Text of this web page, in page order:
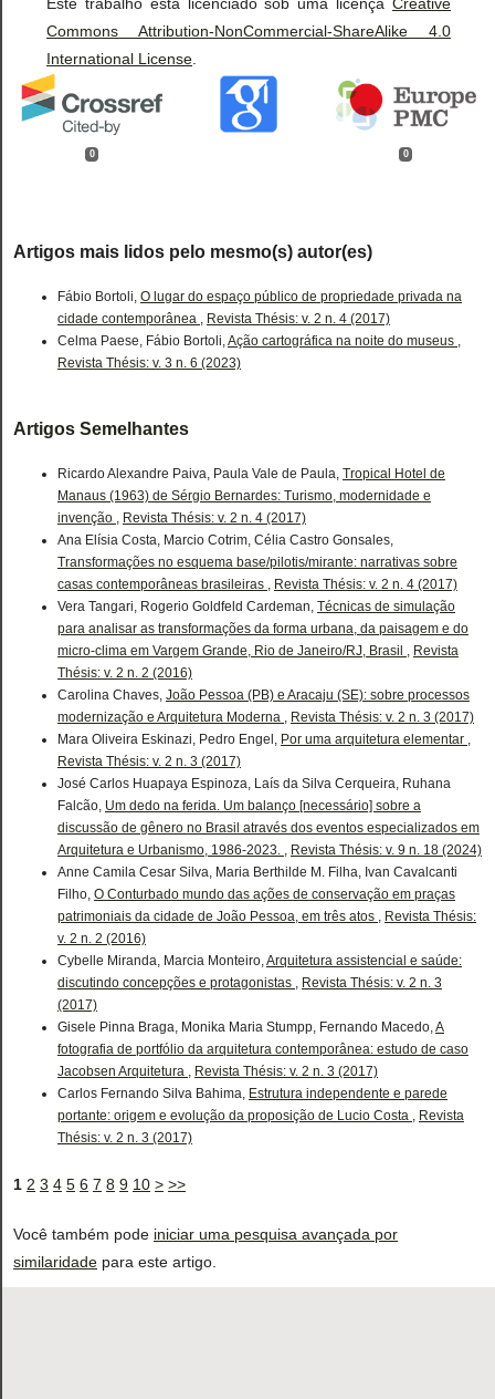
Commons Attribution-NonCommercial-ShareAlike 4.0
International License
0 0
Artigos mais lidos pelo mesmo(s) autor(es)
Fábio Bortoli, O lugar do espaço público de propriedade privada na
cidade contemporânea , Revista Thésis: v. 2 n. 4 (2017)
Celma Paese, Fábio Bortoli,Ação cartográfica na noite do museus ,
Revista Thésis: v. 3 n. 6 (2023)
Artigos Semelhantes
Ricardo Alexandre Paiva, Paula Vale de Paula, Tropical Hotel de
Manaus (1963) de Sérgio Bernardes: Turismo, modernidade e
invenção , Revista Thésis: v. 2 n. 4 (2017)
Ana Elísia Costa, Marcio Cotrim, Célia Castro Gonsales,
Transformações no esquema base/pilotis/mirante: narrativas sobre
casas contemporâneas brasileiras , Revista Thésis: v. 2 n. 4 (2017)
Vera Tangari, Rogerio Goldfeld Cardeman, Técnicas de simulação
para analisar as transformações da forma urbana, da paisagem e do
micro-clima em Vargem Grande, Rio de Janeiro/RJ, Brasil , Revista
Thésis: v. 2 n. 2 (2016)
Carolina Chaves, João Pessoa (PB) e Aracaju (SE): sobre processos
modernização e Arquitetura Moderna , Revista Thésis: v. 2 n. 3 (2017)
Mara Oliveira Eskinazi, Pedro Engel, Por uma arquitetura elementar ,
Revista Thésis: v. 2 n. 3 (2017)
José Carlos Huapaya Espinoza, Laís da Silva Cerqueira, Ruhana
Falcão, Um dedo na ferida. Um balanço [necessário] sobre a
discussão de gênero no Brasil através dos eventos especializados em
Arquitetura e Urbanismo, 1986-2023. , Revista Thésis: v. 9 n. 18 (2024)
Anne Camila Cesar Silva, Maria Berthilde M. Filha, Ivan Cavalcanti
Filho, O Conturbado mundo das ações de conservação em praças
patrimoniais da cidade de João Pessoa, em três atos , Revista Thésis:
v. 2 n. 2 (2016)
Cybelle Miranda, Marcia Monteiro,Arquitetura assistencial e saúde:
discutindo concepções e protagonistas , Revista Thésis: v. 2 n. 3
(2017)
Gisele Pinna Braga, Monika Maria Stumpp, Fernando Macedo,A
fotografia de portfólio da arquitetura contemporânea: estudo de caso
Jacobsen Arquitetura , Revista Thésis: v. 2 n. 3 (2017)
Carlos Fernando Silva Bahima, Estrutura independente e parede
portante: origem e evolução da proposição de Lucio Costa , Revista
Thésis: v. 2 n. 3 (2017)
1 2 3 4 5 6 7 8 9 10 > >>
Você também pode iniciar uma pesquisa avançada por
similaridade para este artigo.